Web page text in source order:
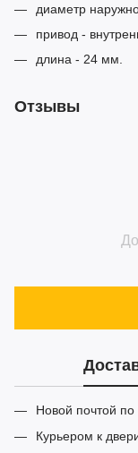
диаметр
привод -
длина - 24 мм.
Отзывы
Новой почтой по
Курьером к